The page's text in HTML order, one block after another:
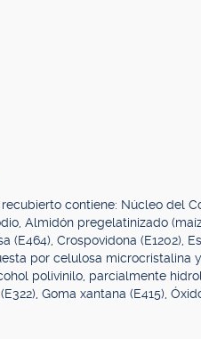
contiene: Núcleo del
Almidón pregelatinizado
(E464), Crospovidona (E1202),
por celulosa microcristalina
polivinilo, parcialmente
Goma xantana (E415),